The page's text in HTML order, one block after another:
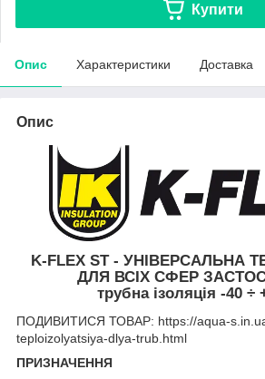
Купити
Опис Характеристики Доставка
Опис
K-FLEX ST - УНІВЕРСАЛЬНА
ДЛЯ ВСІХ СФЕР
трубна ізоляція -40 ÷
ПОДИВИТИСЯ ТОВАР: https://aqua-
teploizolyatsiya-dlya-trub.html
ПРИЗНАЧЕННЯ